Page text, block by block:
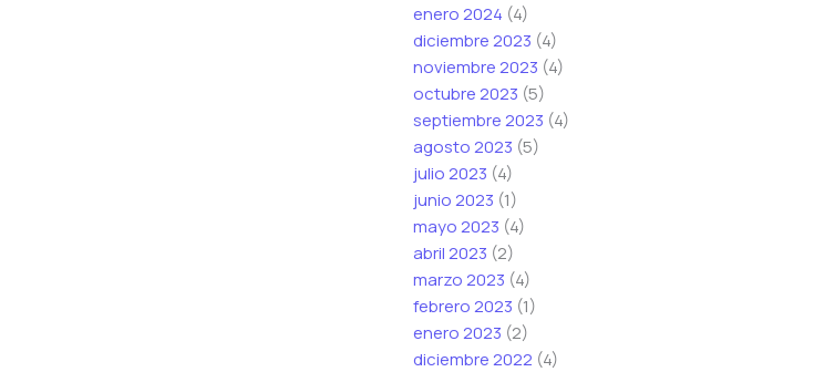
enero 2024 (4)
diciembre 2023 (4)
noviembre 2023 (4)
octubre 2023 (5)
septiembre 2023 (4)
agosto 2023 (5)
julio 2023 (4)
junio 2023 (1)
mayo 2023 (4)
abril 2023 (2)
marzo 2023 (4)
febrero 2023 (1)
enero 2023 (2)
diciembre 2022 (4)